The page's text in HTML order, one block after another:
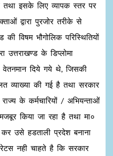
तथा इसके लिए व्यापक स्तर पर
द्वारा पुरजोर तरीके से
विषम भौगोलिक परिस्थितियों
उत्तराखण्ड के डिप्लोमा
वेतनमान दिये गये थे, जिसकी
व्याख्या की गई है तथा सरकार
के कर्मचारियों / अभियन्ताओं
किया जा रहा है तथा मा०
उसे हडताली प्रदेश बनाना
नही चाहते है कि सरकार